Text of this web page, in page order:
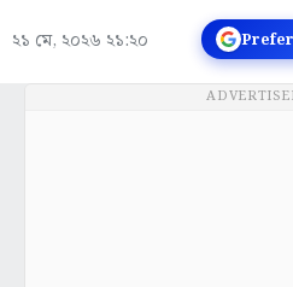
২১ মে, ২০২৬ ২১:২০